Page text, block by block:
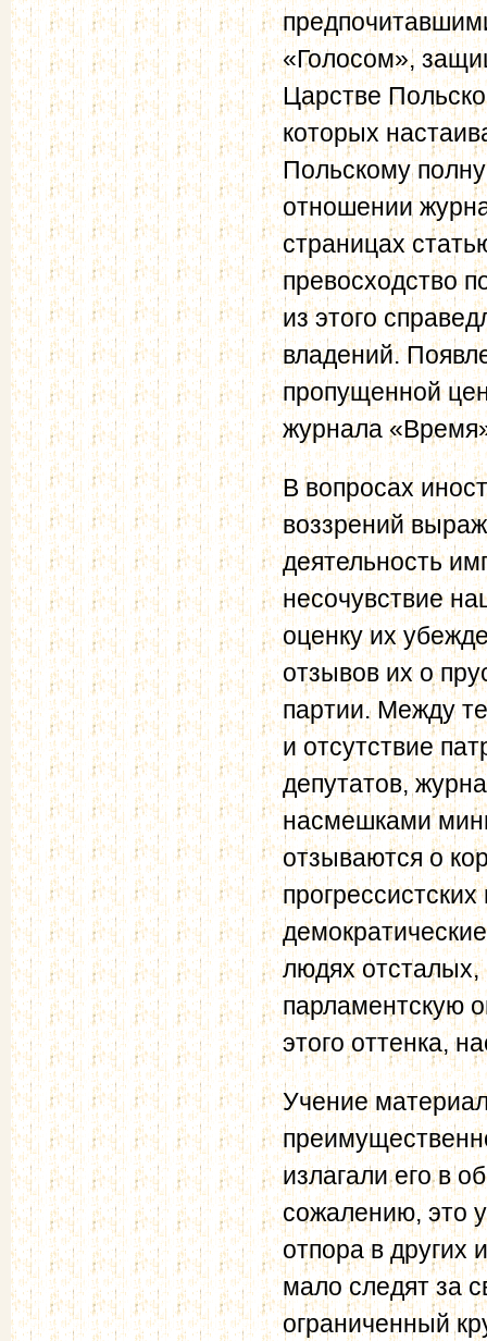
«Голосом»,
Царстве
которых
Польскому
отношении
страницах
превосходство
из этого
владений.
пропущенной
журнала
В вопросах
воззрений
деятельность
несочувствие
оценку их
отзывов их о
партии. Между
и отсутствие
депутатов,
насмешками
отзываются о
людях
парламентскую
этого оттенка,
Учение
излагали его в
сожалению, это
отпора в других
мало следят за
ограниченный